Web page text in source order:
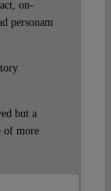
on-
personam
but a
of more